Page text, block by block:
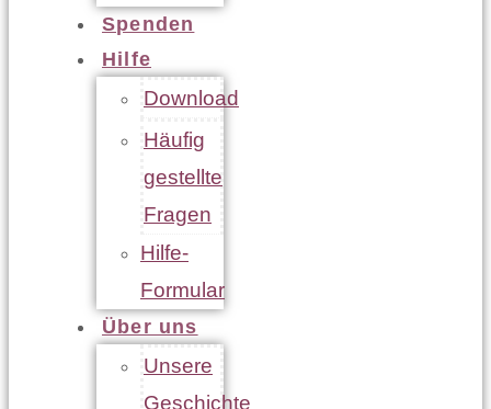
Spenden
Hilfe
Download
Häufig
gestellte
Fragen
Hilfe-
Formular
Über uns
Unsere
Geschichte